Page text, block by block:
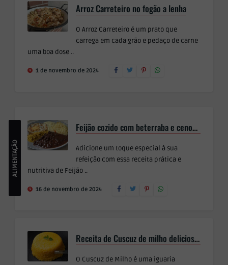
Arroz Carreteiro no fogão a lenha
O Arroz Carreteiro é um prato que
carrega em cada grão e pedaço de carne
uma boa dose ..
1 de novembro de 2024
A
L
I
M
E
N
T
A
Ç Ã
O
S
A
U
D
Á
V
E L
Feijão cozido com beterraba e cenoura
Adicione um toque especial à sua
refeição com essa receita prática e
nutritiva de Feijão ..
16 de novembro de 2024
Receita de Cuscuz de milho deliciosa para tomar no café da manhã
O Cuscuz de Milho é uma iguaria